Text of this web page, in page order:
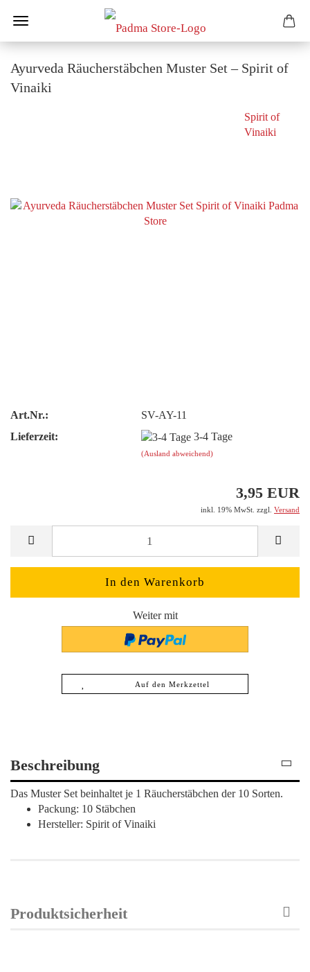
Ayurveda Räucherstäbchen Muster Set – Spirit of
Vinaiki
Spirit of
Vinaiki
Art.Nr.:
SV-AY-11
Lieferzeit:
3-4 Tage
(Ausland abweichend)
3,95 EUR
inkl. 19% MwSt. zzgl. Versand
Weiter mit
Auf den Merkzettel
Beschreibung
Das Muster Set beinhaltet je 1 Räucherstäbchen der 10 Sorten.
Packung: 10 Stäbchen
Hersteller: Spirit of Vinaiki
Produktsicherheit